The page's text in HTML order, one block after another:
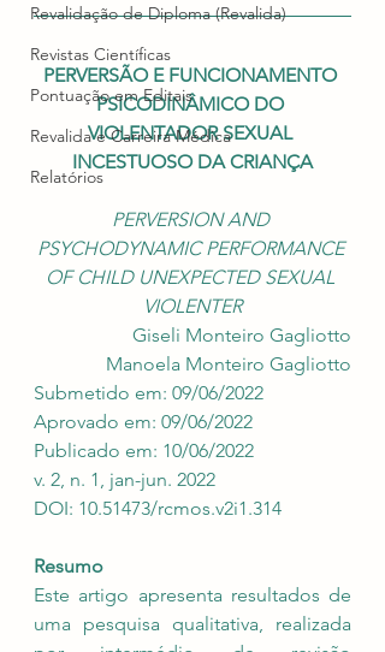
Revalidação de Diploma (Revalida)
Revistas Científicas
Pontuação em Editais
Revalida e Carreira Médica
Relatórios
PERVERSÃO E FUNCIONAMENTO
PSICODINÂMICO DO
VIOLENTADOR SEXUAL
INCESTUOSO DA CRIANÇA
PERVERSION AND
PSYCHODYNAMIC PERFORMANCE
OF CHILD UNEXPECTED SEXUAL
VIOLENTER
Giseli Monteiro Gagliotto
Manoela Monteiro Gagliotto
Submetido em: 09/06/2022
Aprovado em: 09/06/2022
Publicado em: 10/06/2022
v. 2, n. 1, jan-jun. 2022
DOI: 10.51473/rcmos.v2i1.314
Resumo
Este artigo apresenta resultados de
uma pesquisa qualitativa, realizada